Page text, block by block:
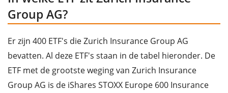
Group AG?
Er zijn 400 ETF's die Zurich Insurance Group AG
bevatten. Al deze ETF's staan in de tabel hieronder. De
ETF met de grootste weging van Zurich Insurance
Group AG is de iShares STOXX Europe 600 Insurance